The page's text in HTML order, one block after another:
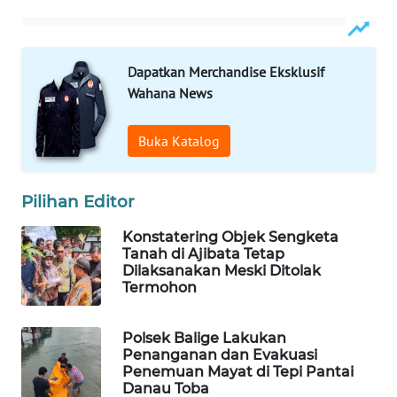
Dapatkan Merchandise Eksklusif
Wahana News
Buka Katalog
Pilihan Editor
Konstatering Objek Sengketa
Tanah di Ajibata Tetap
Dilaksanakan Meski Ditolak
Termohon
Polsek Balige Lakukan
Penanganan dan Evakuasi
Penemuan Mayat di Tepi Pantai
Danau Toba
DESA
WISATA
LAPAK
WAHANA
Network
KONSUMEN
LISTRIK
MASYARAKAT
KELISTRIKAN
WALINKI